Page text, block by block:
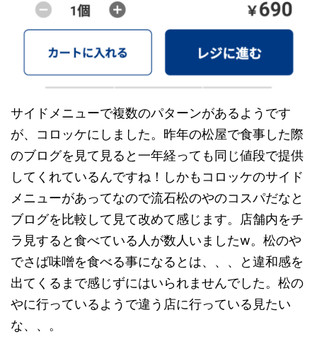
サイドメニューで複数のパターンがあるようです
が、コロッケにしました。昨年の松屋で食事した際
のブログを見て見ると一年経っても同じ値段で提供
してくれているんですね！しかもコロッケのサイド
メニューがあってなので流石松のやのコスパだなと
ブログを比較して見て改めて感じます。店舗内をチ
ラ見すると食べている人が数人いましたw。松のや
でさば味噌を食べる事になるとは、、、と違和感を
出てくるまで感じずにはいられませんでした。松の
やに行っているようで違う店に行っている見たい
な、、。